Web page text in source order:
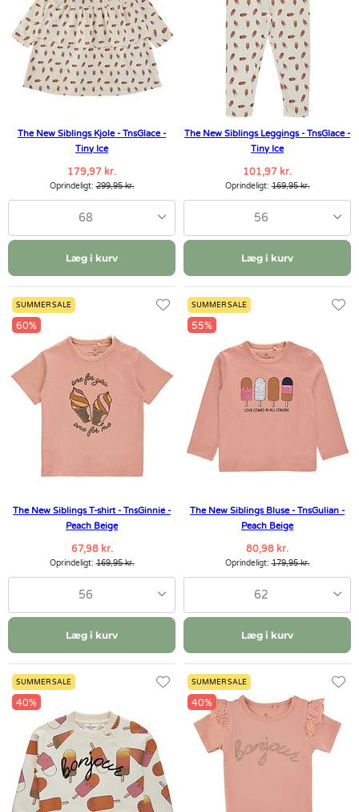
The New Siblings Kjole - TnsGlace -
Tiny Ice
179,97 kr.
Oprindeligt:299,95 kr.
68
Læg i kurv
The New Siblings Leggings - TnsGlace -
Tiny Ice
101,97 kr.
Oprindeligt:169,95 kr.
56
Læg i kurv
SUMMER SALE
60%
The New Siblings T-shirt - TnsGinnie -
Peach Beige
67,98 kr.
Oprindeligt:169,95 kr.
56
Læg i kurv
SUMMER SALE
55%
The New Siblings Bluse - TnsGulian -
Peach Beige
80,98 kr.
Oprindeligt:179,95 kr.
62
Læg i kurv
SUMMER SALE
40%
SUMMER SALE
40%